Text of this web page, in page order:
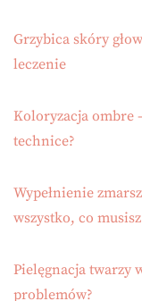
Grzybica skóry
leczenie
Koloryzacja ombre
technice?
Wypełnienie
wszystko, co
Pielęgnacja twarzy
problemów?